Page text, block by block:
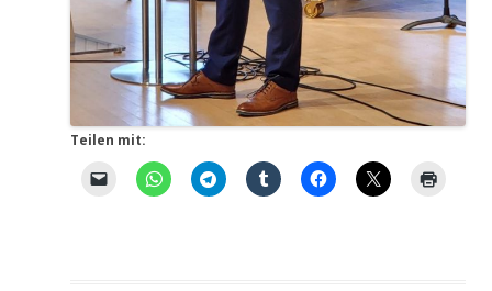
Teilen mit: